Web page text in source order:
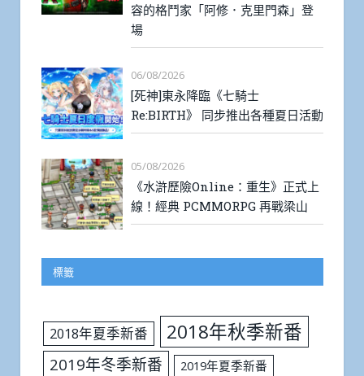
容的格鬥家「阿修．克里門森」登
場
06/08/2026
[死神]東永降臨《七騎士
Re:BIRTH》 同步推出各種夏日活動
05/08/2026
《水滸歷險Online：重生》正式上
線！經典 PCMMORPG 再戰梁山
標籤
2018年夏季新番 2018年秋季新番
2019年冬季新番
2019年夏季新番